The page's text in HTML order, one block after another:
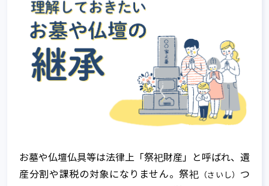
お墓や仏壇仏具等は法律上「祭祀財産」と呼ばれ、遺
産分割や課税の対象になりません。祭祀 （さいし） つ